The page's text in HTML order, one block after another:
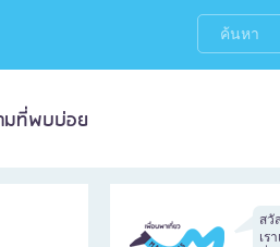
มที่พบบ่อย
สวั
เร